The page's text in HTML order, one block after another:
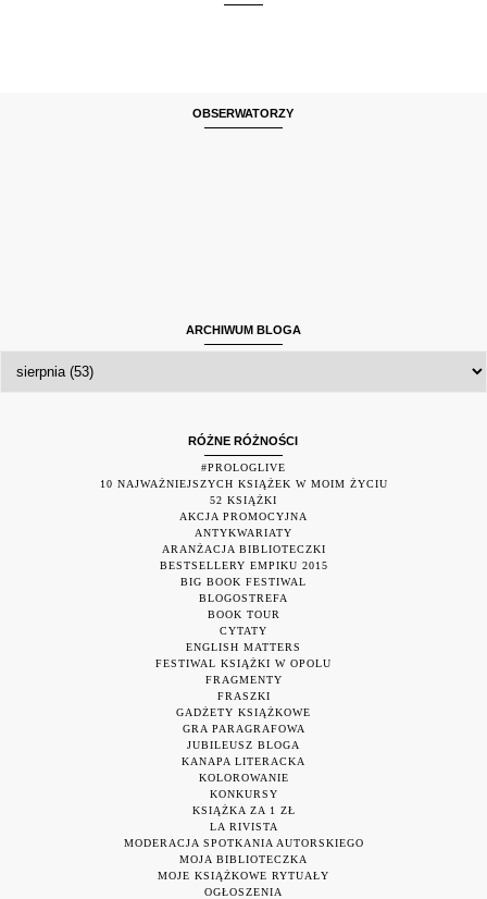
OBSERWATORZY
ARCHIWUM BLOGA
RÓŻNE RÓŻNOŚCI
#PROLOGLIVE
10 NAJWAŻNIEJSZYCH KSIĄŻEK W MOIM ŻYCIU
52 KSIĄŻKI
AKCJA PROMOCYJNA
ANTYKWARIATY
ARANŻACJA BIBLIOTECZKI
BESTSELLERY EMPIKU 2015
BIG BOOK FESTIWAL
BLOGOSTREFA
BOOK TOUR
CYTATY
ENGLISH MATTERS
FESTIWAL KSIĄŻKI W OPOLU
FRAGMENTY
FRASZKI
GADŻETY KSIĄŻKOWE
GRA PARAGRAFOWA
JUBILEUSZ BLOGA
KANAPA LITERACKA
KOLOROWANIE
KONKURSY
KSIĄŻKA ZA 1 ZŁ
LA RIVISTA
MODERACJA SPOTKANIA AUTORSKIEGO
MOJA BIBLIOTECZKA
MOJE KSIĄŻKOWE RYTUAŁY
OGŁOSZENIA